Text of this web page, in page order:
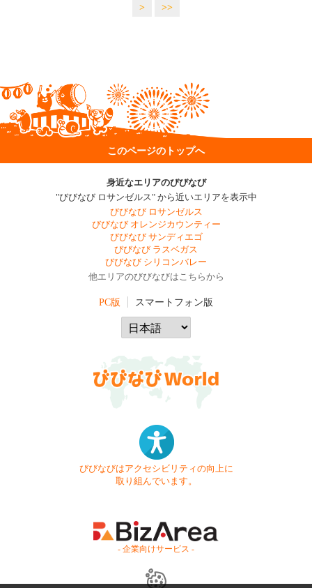
>
>>
このページのトップへ
身近なエリアのびびなび
"びびなび ロサンゼルス" から近いエリアを表示中
びびなび ロサンゼルス
びびなび オレンジカウンティー
びびなび サンディエゴ
びびなび ラスベガス
びびなび シリコンバレー
他エリアのびびなびはこちらから
PC版 スマートフォン版
びびなびはアクセシビリティの向上に
取り組んでいます。
- 企業向けサービス -